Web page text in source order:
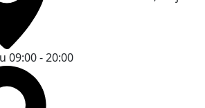
09:00 - 20:00